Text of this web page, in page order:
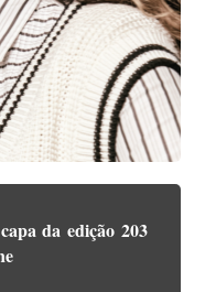
da edição 203